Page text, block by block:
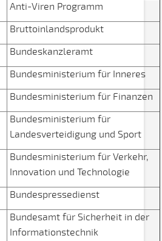
Anti-Viren Programm
Bruttoinlandsprodukt
Bundeskanzleramt
Bundesministerium für Inneres
Bundesministerium für Finanzen
Bundesministerium für
Landesverteidigung und Sport
Bundesministerium für Verkehr,
Innovation und Technologie
Bundespressedienst
Bundesamt für Sicherheit in der
Informationstechnik